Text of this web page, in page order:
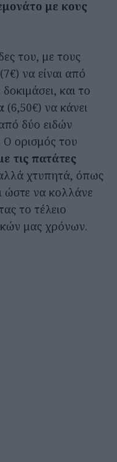
με κους
του, με τους
(7€) να είναι από
και το
(6,50€) να κάνει
δύο ειδών
Ο ορισμός του
τις πατάτες
χτυπητά, όπως
ώστε να κολλάνε
το τέλειο
μας χρόνων.